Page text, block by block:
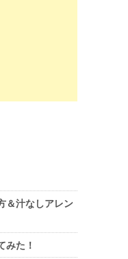
＆汁なしアレン
みた！